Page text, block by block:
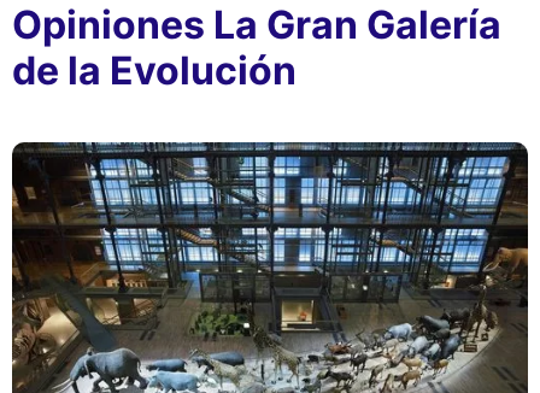
Opiniones La Gran Galería
de la Evolución